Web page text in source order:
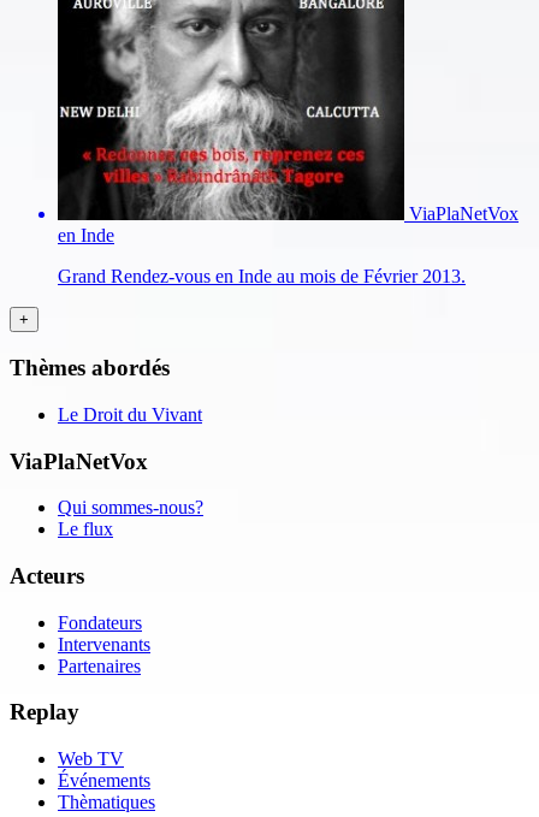
ViaPlaNetVox
en Inde
Grand Rendez-vous en Inde au mois de Février 2013.
Thèmes abordés
Le Droit du Vivant
ViaPlaNetVox
Qui sommes-nous?
Le flux
Acteurs
Fondateurs
Intervenants
Partenaires
Replay
Web TV
Événements
Thèmatiques